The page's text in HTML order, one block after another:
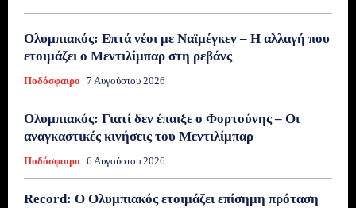
Ολυμπιακός: Επτά νέοι με Ναϊμέγκεν – Η αλλαγή που
ετοιμάζει ο Μεντιλίμπαρ στη ρεβάνς
Ποδόσφαιρο 7 Αυγούστου 2026
Ολυμπιακός: Γιατί δεν έπαιξε ο Φορτούνης – Οι
αναγκαστικές κινήσεις του Μεντιλίμπαρ
Ποδόσφαιρο 6 Αυγούστου 2026
Record: Ο Ολυμπιακός ετοιμάζει επίσημη πρόταση